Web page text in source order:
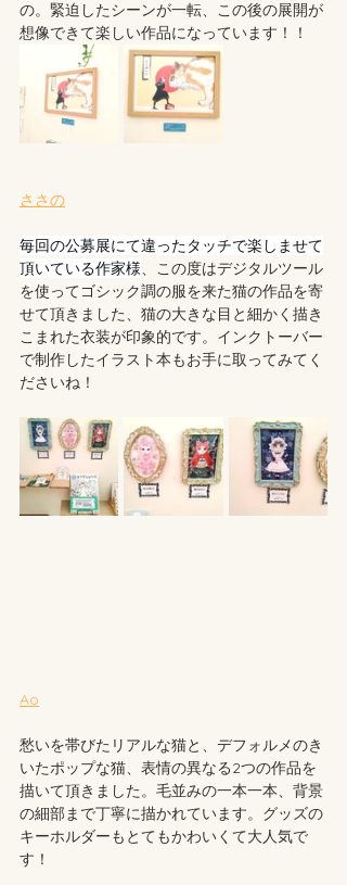
の。緊迫したシーンが一転、この後の展開が
想像できて楽しい作品になっています！！
ささの
毎回の公募展にて違ったタッチで楽しませて
頂いている作家様、この度はデジタルツール
を使ってゴシック調の服を来た猫の作品を寄
せて頂きました、猫の大きな目と細かく描き
こまれた衣装が印象的です。インクトーバー
で制作したイラスト本もお手に取ってみてく
ださいね！
Ao
愁いを帯びたリアルな猫と、デフォルメのき
いたポップな猫、表情の異なる2つの作品を
描いて頂きました。毛並みの一本一本、背景
の細部まで丁寧に描かれています。グッズの
キーホルダーもとてもかわいくて大人気で
す！